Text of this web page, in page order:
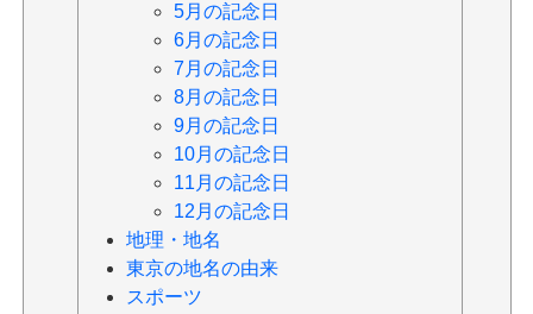
5月の記念日
6月の記念日
7月の記念日
8月の記念日
9月の記念日
10月の記念日
11月の記念日
12月の記念日
地理・地名
東京の地名の由来
スポーツ